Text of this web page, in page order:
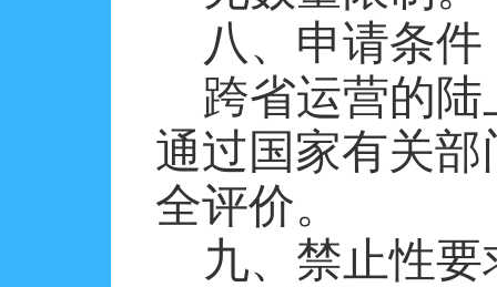
八、申请条件
跨省运营的
通过国家有关
全评价。
九、禁止性要